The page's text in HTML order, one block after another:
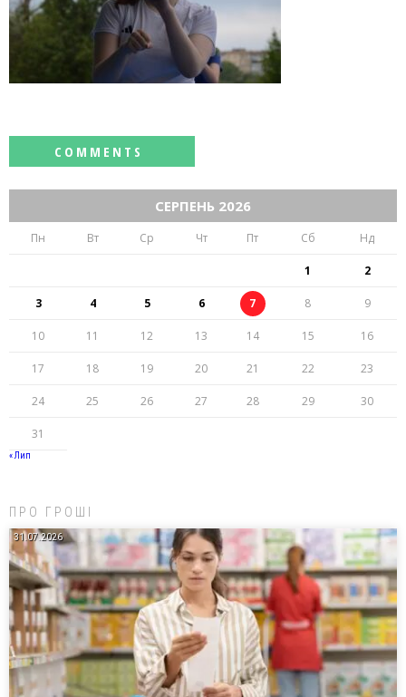
СЕРПЕНЬ 2026
Пн Вт Ср Чт Пт Сб Нд
1 2
3 4 5 6 7 8 9
10 11 12 13 14 15 16
17 18 19 20 21 22 23
24 25 26 27 28 29 30
31
« Лип
ПРО ГРОШІ
31.07.2026